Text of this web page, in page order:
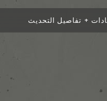
تفاصيل التحديث